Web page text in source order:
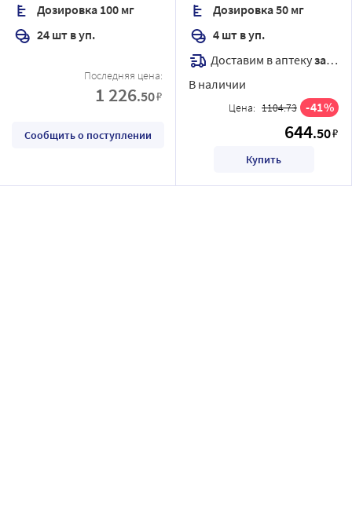
Дозировка 100 мг
24 шт в уп.
Последняя цена:
1 226.50₽
Сообщить о поступлении
Дозировка 50 мг
4 шт в уп.
Доставим в аптекузавтра
В наличии
Цена: 1104.73 41
644.50₽
Купить